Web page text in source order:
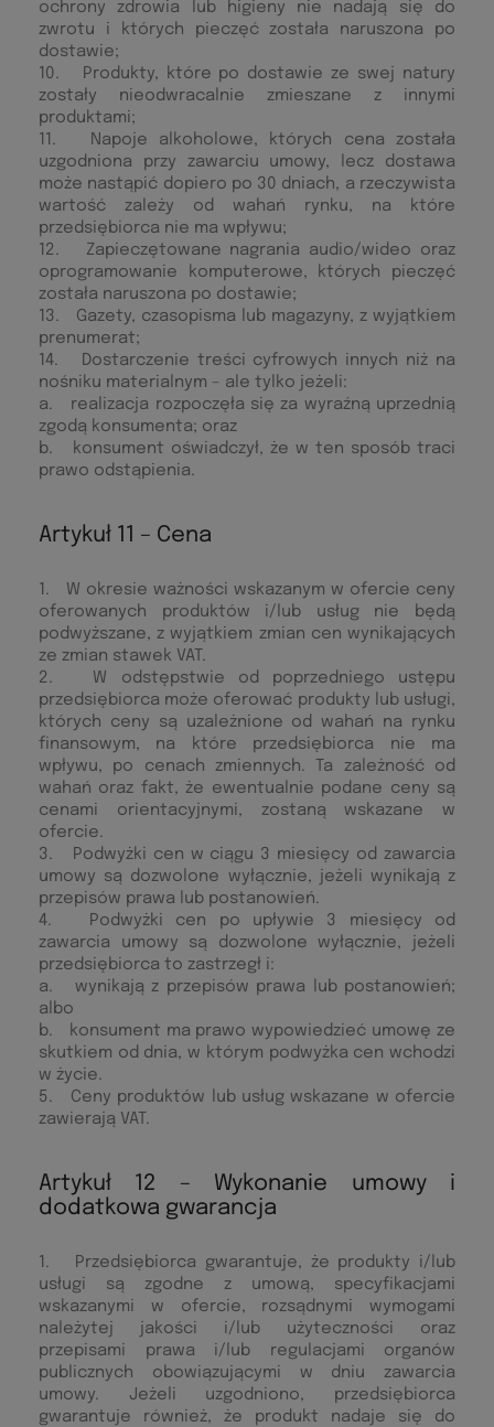
ochrony zdrowia lub higieny nie nadają się do
zwrotu i których pieczęć została naruszona po
dostawie;
10. Produkty, które po dostawie ze swej natury
zostały nieodwracalnie zmieszane z innymi
produktami;
11. Napoje alkoholowe, których cena została
uzgodniona przy zawarciu umowy, lecz dostawa
może nastąpić dopiero po 30 dniach, a rzeczywista
wartość zależy od wahań rynku, na które
przedsiębiorca nie ma wpływu;
12. Zapieczętowane nagrania audio/wideo oraz
oprogramowanie komputerowe, których pieczęć
została naruszona po dostawie;
13. Gazety, czasopisma lub magazyny, z wyjątkiem
prenumerat;
14. Dostarczenie treści cyfrowych innych niż na
nośniku materialnym – ale tylko jeżeli:
a. realizacja rozpoczęła się za wyraźną uprzednią
zgodą konsumenta; oraz
b. konsument oświadczył, że w ten sposób traci
prawo odstąpienia.
Artykuł 11 – Cena
1. W okresie ważności wskazanym w ofercie ceny
oferowanych produktów i/lub usług nie będą
podwyższane, z wyjątkiem zmian cen wynikających
ze zmian stawek VAT.
2. W odstępstwie od poprzedniego ustępu
przedsiębiorca może oferować produkty lub usługi,
których ceny są uzależnione od wahań na rynku
finansowym, na które przedsiębiorca nie ma
wpływu, po cenach zmiennych. Ta zależność od
wahań oraz fakt, że ewentualnie podane ceny są
cenami orientacyjnymi, zostaną wskazane w
ofercie.
3. Podwyżki cen w ciągu 3 miesięcy od zawarcia
umowy są dozwolone wyłącznie, jeżeli wynikają z
przepisów prawa lub postanowień.
4. Podwyżki cen po upływie 3 miesięcy od
zawarcia umowy są dozwolone wyłącznie, jeżeli
przedsiębiorca to zastrzegł i:
a. wynikają z przepisów prawa lub postanowień;
albo
b. konsument ma prawo wypowiedzieć umowę ze
skutkiem od dnia, w którym podwyżka cen wchodzi
w życie.
5. Ceny produktów lub usług wskazane w ofercie
zawierają VAT.
Artykuł 12 – Wykonanie umowy i
dodatkowa gwarancja
1. Przedsiębiorca gwarantuje, że produkty i/lub
usługi są zgodne z umową, specyfikacjami
wskazanymi w ofercie, rozsądnymi wymogami
należytej jakości i/lub użyteczności oraz
przepisami prawa i/lub regulacjami organów
publicznych obowiązującymi w dniu zawarcia
umowy. Jeżeli uzgodniono, przedsiębiorca
gwarantuje również, że produkt nadaje się do